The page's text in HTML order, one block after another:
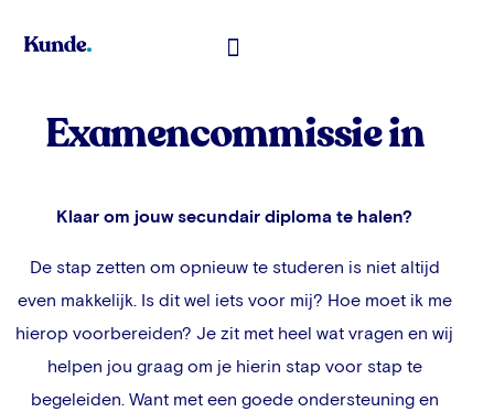
Examencommissie in
Klaar om jouw secundair diploma te halen?
De stap zetten om opnieuw te studeren is niet altijd
even makkelijk. Is dit wel iets voor mij? Hoe moet ik me
hierop voorbereiden? Je zit met heel wat vragen en wij
helpen jou graag om je hierin stap voor stap te
begeleiden. Want met een goede ondersteuning en